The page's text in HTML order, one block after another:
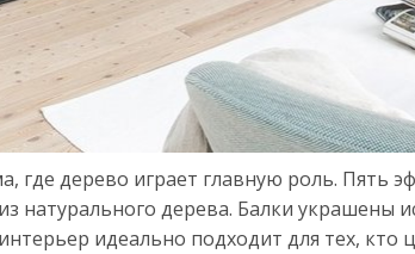
где дерево играет главную роль.
натурального дерева. Балки
идеально подходит для тех,